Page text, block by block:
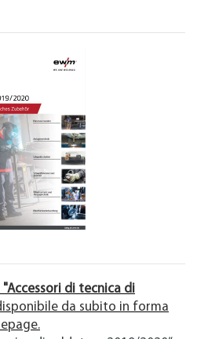
"Accessori di tecnica di
da subito in forma